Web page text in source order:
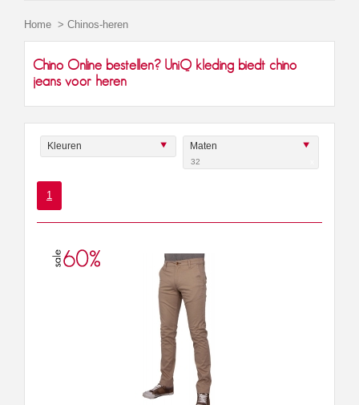
Home > Chinos-heren
Chino Online bestellen? UniQ kleding biedt chino
jeans voor heren
Kleuren Maten
32
1